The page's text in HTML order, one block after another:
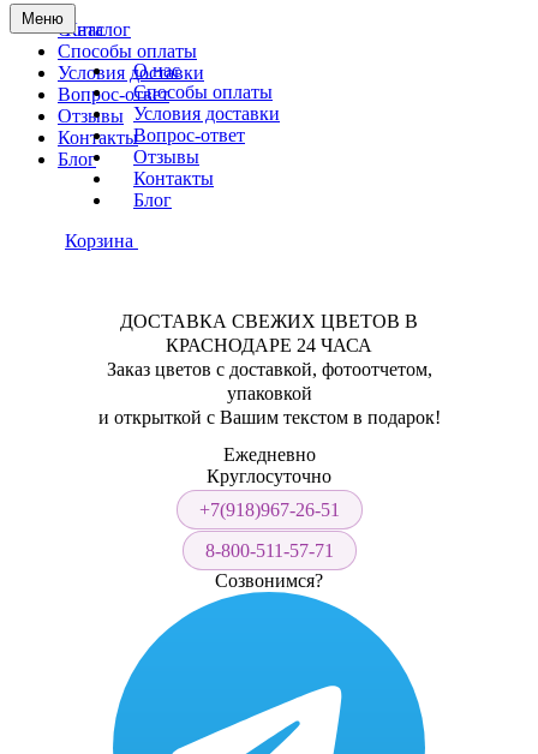
Меню
О нас
Способы оплаты
Условия доставки
Вопрос-ответ
Отзывы
Контакты
Блог
Каталог
О нас
Способы оплаты
Условия доставки
Вопрос-ответ
Отзывы
Контакты
Блог
Корзина
ДОСТАВКА СВЕЖИХ ЦВЕТОВ В
КРАСНОДАРЕ 24 ЧАСА
Заказ цветов с доставкой, фотоотчетом,
упаковкой
и открыткой с Вашим текстом в подарок!
Ежедневно
Круглосуточно
+7(918)967-26-51
8-800-511-57-71
Созвонимся?